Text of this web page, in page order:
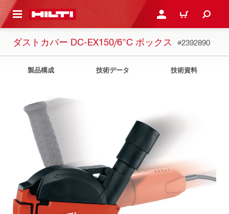
内容を表示 ログイン・新規オンライ
カート
ダストカバー DC-EX150/6"C ボックス #2392890
製品構成 技術データ 技術資料